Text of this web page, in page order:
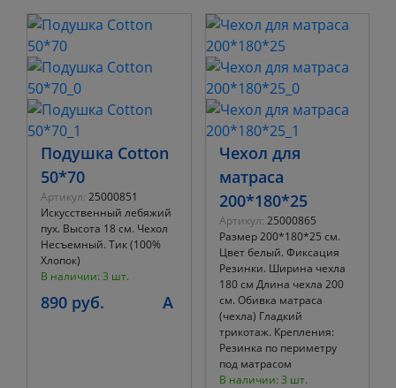
Подушка Cotton
50*70
Артикул: 25000851
Искусственный лебяжий
пух. Высота 18 см. Чехол
Несъемный. Тик (100%
Хлопок)
В наличии: 3 шт.
890 руб. A
Чехол для
матраса
200*180*25
Артикул: 25000865
Размер 200*180*25 см.
Цвет белый. Фиксация
Резинки. Ширина чехла
180 см Длина чехла 200
см. Обивка матраса
(чехла) Гладкий
трикотаж. Крепления:
Резинка по периметру
под матрасом
В наличии: 3 шт.